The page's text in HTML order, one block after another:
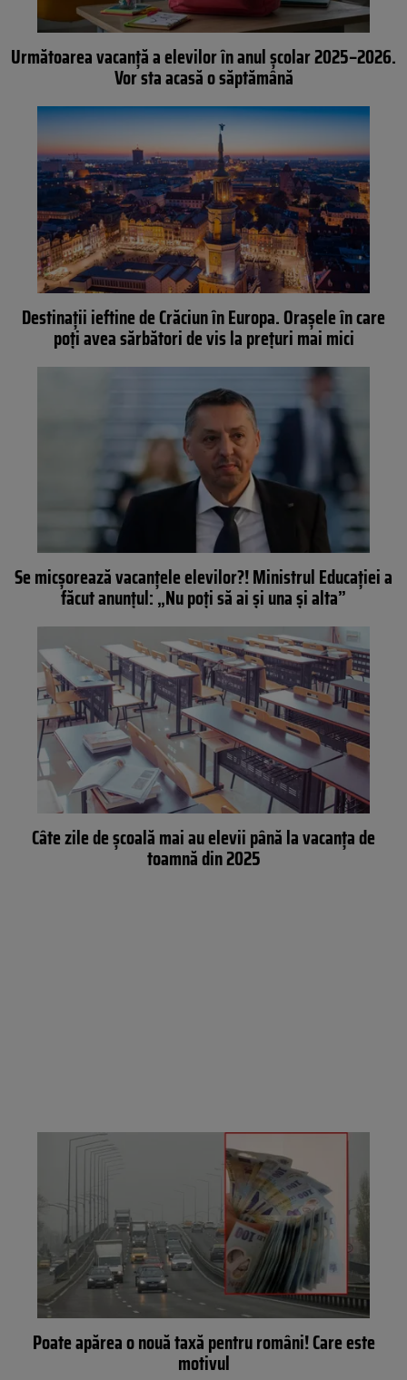
Următoarea vacanță a elevilor în anul școlar 2025–2026.
Vor sta acasă o săptămână
Destinații ieftine de Crăciun în Europa. Orașele în care
poți avea sărbători de vis la prețuri mai mici
Se micșorează vacanțele elevilor?! Ministrul Educației a
făcut anunțul: „Nu poți să ai și una și alta”
Câte zile de școală mai au elevii până la vacanța de
toamnă din 2025
Poate apărea o nouă taxă pentru români! Care este
motivul